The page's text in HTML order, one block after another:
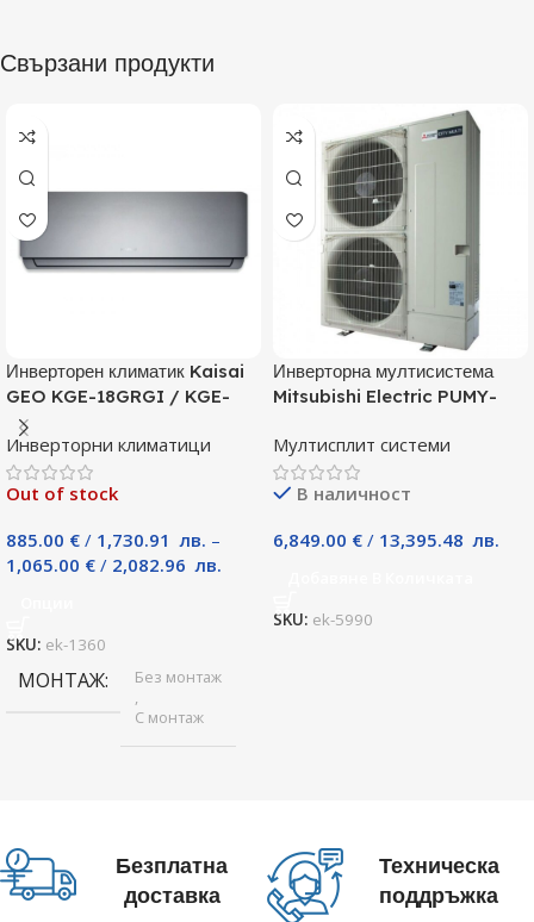
Свързани продукти
Инверторен климатик Kaisai
GEO KGE-18GRGI / KGE-
18GRGO, 18000 BTU, Клас
A++
Инверторни климатици
Out of stock
885.00 € / 1,730.91 лв. –
1,065.00 € / 2,082.96 лв.
SKU: ek-1360
МОНТАЖ
Без монтаж
,
С монтаж
Инверторна мултисистема
Mitsubishi Electric PUMY-
Мултисплит системи
В наличност
6,849.00 € / 13,395.48 лв.
SKU: ek-5990
Безплатна
доставка
Техническа
поддръжка